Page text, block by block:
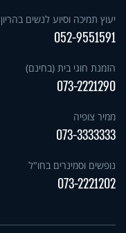
יעוץ תמיכה וסיוע לנשים בהריון
052-9551591
הזמנת חוגי בית (בחינם)
073-2221290
ממיר צופיה
073-3333333
נופשים וסמינרים בחו"ל
073-2221202